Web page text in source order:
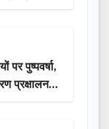
पर पुष्पवर्षा,
प्रक्षालन…